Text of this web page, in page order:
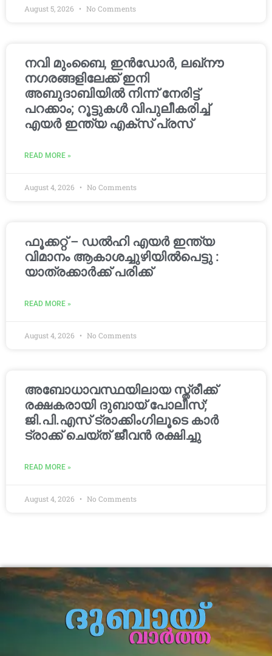
August 5, 2026 No Comments
നവി മുംബൈ, ഇൻഡോർ, ലഖ്നൗ
നഗരങ്ങളിലേക്ക് ഇനി
അബുദാബിയിൽ നിന്ന് നേരിട്ട്
പറക്കാം; റൂട്ടുകൾ വിപുലീകരിച്ച്
എയർ ഇന്ത്യ എക്സ് പ്രസ്
READ MORE »
August 4, 2026 No Comments
ഫൂക്കറ്റ് – ഡൽഹി എയര്‍ ഇന്ത്യ
വിമാനം ആകാശച്ചുഴിയില്‍പെട്ടു :
യാത്രക്കാര്‍ക്ക് പരിക്ക്
READ MORE »
August 4, 2026 No Comments
അബോധാവസ്ഥയിലായ സ്ത്രീക്ക്
രക്ഷകരായി ദുബായ് പോലീസ്;
ജി.പി.എസ് ട്രാക്കിംഗിലൂടെ കാർ
ട്രാക്ക് ചെയ്ത് ജീവൻ രക്ഷിച്ചു
READ MORE »
August 4, 2026 No Comments